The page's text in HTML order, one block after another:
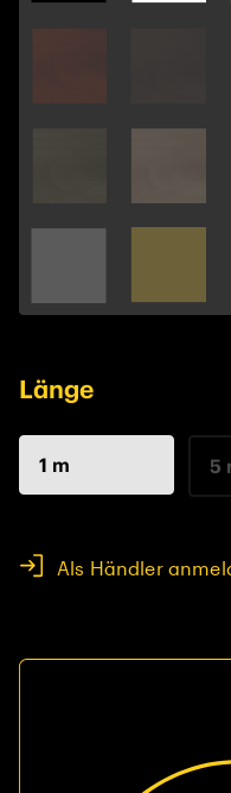
Länge
1 m 5
Als Händler